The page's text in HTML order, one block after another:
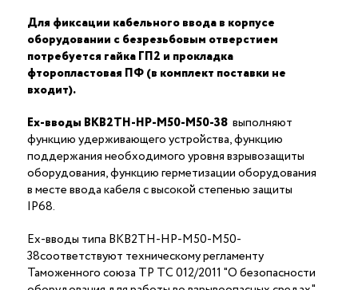
Для фиксации кабельного ввода в корпусе
оборудовании с безрезьбовым отверстием
потребуется гайка ГП2 и прокладка
фторопластовая ПФ (в комплект поставки не
входит).
Ex-вводы ВКВ2ТН-НР-М50-М50-38 выполняют
функцию удерживающего устройства, функцию
поддержания необходимого уровня взрывозащиты
оборудования, функцию герметизации оборудования
в месте ввода кабеля с высокой степенью защиты
IP68.
Ex-вводы типа ВКВ2ТН-НР-М50-М50-
38соответствуют техническому регламенту
Таможенного союза ТР ТС 012/2011 "О безопасности